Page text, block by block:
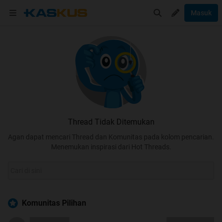
Masuk
Thread Tidak Ditemukan
Agan dapat mencari Thread dan Komunitas pada kolom pencarian.
Menemukan inspirasi dari Hot Threads.
Komunitas Pilihan